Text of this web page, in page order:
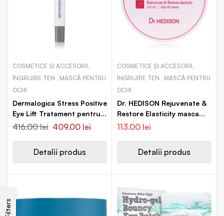
Filters
COSMETICE ȘI ACCESORII,
ÎNGRIJIRE TEN , MASCĂ PENTRU
OCHI
Dermalogica Stress Positive
Eye Lift Tratament pentru
ochi impotriva ridurilor si
416.00lei 409.00 lei
Detalii produs
COSMETICE ȘI ACCESORII,
ÎNGRIJIRE TEN , MASCĂ PENTRU
OCHI
Dr. HEDISON Rejuvenate &
Restore Elasticity masca
hidrogel pentru ochi anti-
113.00 lei
Detalii produs